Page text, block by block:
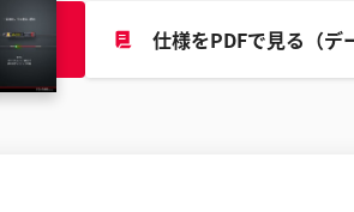
仕様をPDFで見る（デ